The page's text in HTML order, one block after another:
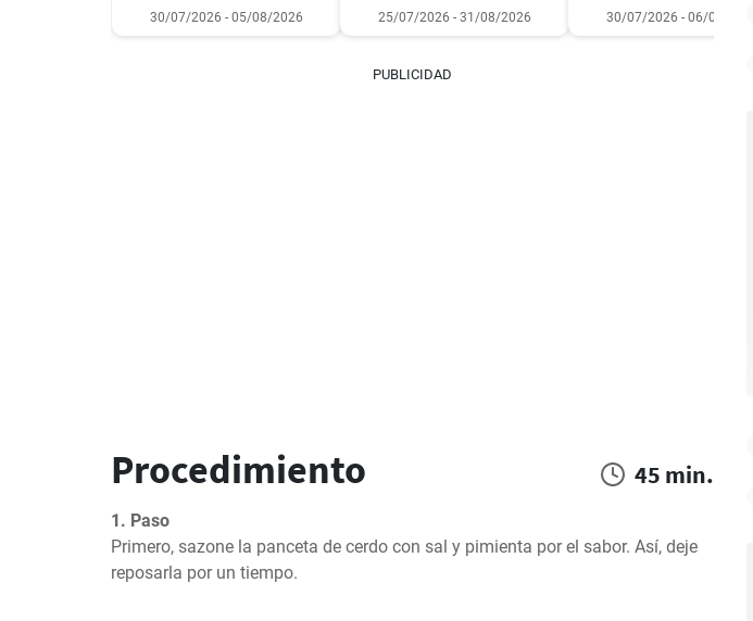
30/07/2026 - 05/08/2026 25/07/2026 - 31/08/2026 30/07/2026 - 06/08/2026
PUBLICIDAD
Procedimiento 45 min.
1. Paso
Primero, sazone la panceta de cerdo con sal y pimienta por el sabor. Así, deje
reposarla por un tiempo.